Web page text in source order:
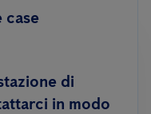
case
di
in modo